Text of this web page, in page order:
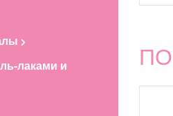
лаками и